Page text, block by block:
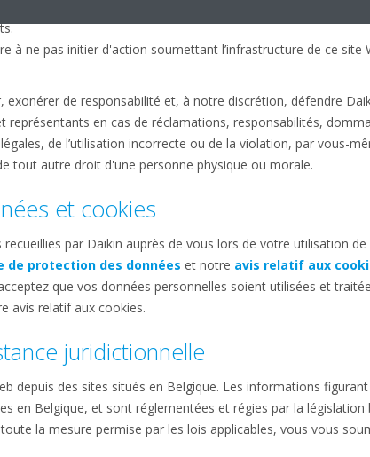
s’imposent pour détecter et supprimer tout virus, ou tout
à ne pas initier d'action soumettant l’infrastructure de ce site
exonérer de responsabilité et, à notre discrétion, défendre
représentants en cas de réclamations, responsabilités,
de l’utilisation incorrecte ou de la violation, par vous-
tout autre droit d'une personne physique ou morale.
et cookies
par Daikin auprès de vous lors de votre utilisation
de protection des données et notre avis relatif aux
que vos données personnelles soient utilisées et
avis relatif aux cookies.
juridictionnelle
depuis des sites situés en Belgique. Les informations
en Belgique, et sont réglementées et régies par la
la mesure permise par les lois applicables, vous vous